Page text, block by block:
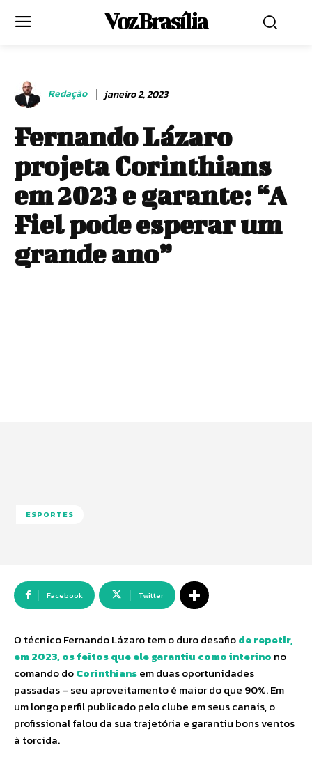
Voz Brasília
Redação janeiro 2, 2023
Fernando Lázaro
projeta Corinthians
em 2023 e garante: “A
Fiel pode esperar um
grande ano”
ESPORTES
Facebook Twitter
O técnico Fernando Lázaro tem o duro desafiode repetir,
em 2023, os feitos que ele garantiu como interino no
comando doCorinthiansem duas oportunidades
passadas – seu aproveitamento é maior do que 90%. Em
um longo perfil publicado pelo clube em seus canais, o
profissional falou da sua trajetória e garantiu bons ventos
à torcida.